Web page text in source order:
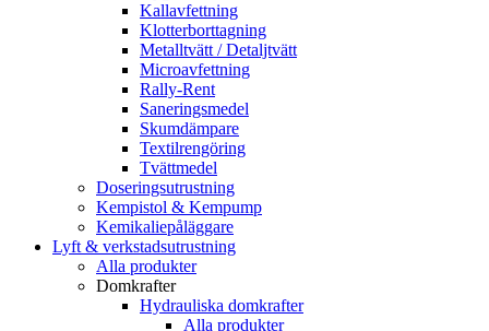
Kallavfettning
Klotterborttagning
Metalltvätt / Detaljtvätt
Microavfettning
Rally-Rent
Saneringsmedel
Skumdämpare
Textilrengöring
Tvättmedel
Doseringsutrustning
Kempistol & Kempump
Kemikaliepåläggare
Lyft & verkstadsutrustning
Alla produkter
Domkrafter
Hydrauliska domkrafter
Alla produkter